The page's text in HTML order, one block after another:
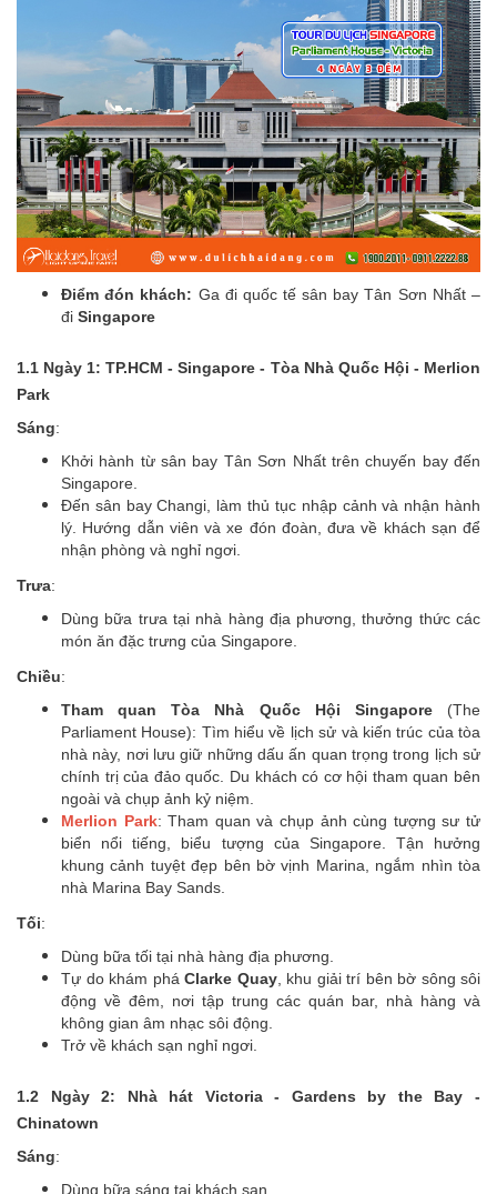
Điểm đón khách: Ga đi quốc tế sân bay Tân Sơn Nhất –
đi Singapore
1.1 Ngày 1: TP.HCM - Singapore - Tòa Nhà Quốc Hội - Merlion
Park
Sáng:
Khởi hành từ sân bay Tân Sơn Nhất trên chuyến bay đến
Singapore.
Đến sân bay Changi, làm thủ tục nhập cảnh và nhận hành
lý. Hướng dẫn viên và xe đón đoàn, đưa về khách sạn để
nhận phòng và nghỉ ngơi.
Trưa:
Dùng bữa trưa tại nhà hàng địa phương, thưởng thức các
món ăn đặc trưng của Singapore.
Chiều:
Tham quan Tòa Nhà Quốc Hội Singapore(The
Parliament House): Tìm hiểu về lịch sử và kiến trúc của tòa
nhà này, nơi lưu giữ những dấu ấn quan trọng trong lịch sử
chính trị của đảo quốc. Du khách có cơ hội tham quan bên
ngoài và chụp ảnh kỷ niệm.
Merlion Park: Tham quan và chụp ảnh cùng tượng sư tử
biển nổi tiếng, biểu tượng của Singapore. Tận hưởng
khung cảnh tuyệt đẹp bên bờ vịnh Marina, ngắm nhìn tòa
nhà Marina Bay Sands.
Tối:
Dùng bữa tối tại nhà hàng địa phương.
Tự do khám phá Clarke Quay, khu giải trí bên bờ sông sôi
động về đêm, nơi tập trung các quán bar, nhà hàng và
không gian âm nhạc sôi động.
Trở về khách sạn nghỉ ngơi.
1.2 Ngày 2: Nhà hát Victoria - Gardens by the Bay -
Chinatown
Sáng:
Dùng bữa sáng tại khách sạn.